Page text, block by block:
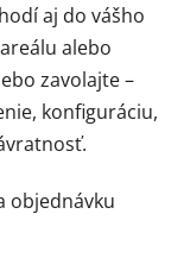
aj do vášho
alebo
zavolajte –
konfiguráciu,
objednávku